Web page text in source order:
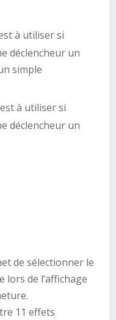
à utiliser si
déclencheur un
simple
à utiliser si
déclencheur un
de sélectionner le
lors de l’affichage
11 effets